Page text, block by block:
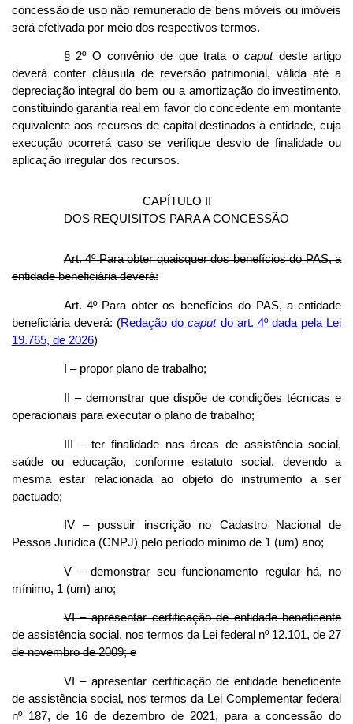
concessão de uso não remunerado de bens móveis ou imóveis
será efetivada por meio dos respectivos termos.
§ 2º O convênio de que trata ocaputdeste artigo
deverá conter cláusula de reversão patrimonial, válida até a
depreciação integral do bem ou a amortização do investimento,
constituindo garantia real em favor do concedente em montante
equivalente aos recursos de capital destinados à entidade, cuja
execução ocorrerá caso se verifique desvio de finalidade ou
aplicação irregular dos recursos.
CAPÍTULO II
DOS REQUISITOS PARA A CONCESSÃO
Art. 4º Para obter quaisquer dos benefícios do PAS, a
entidade beneficiária deverá:
Art. 4º Para obter os benefícios do PAS, a entidade
beneficiária deverá: (Redação docaputdo art. 4º dada pela Lei
19.765, de 2026)
I – propor plano de trabalho;
II – demonstrar que dispõe de condições técnicas e
operacionais para executar o plano de trabalho;
III – ter finalidade nas áreas de assistência social,
saúde ou educação, conforme estatuto social, devendo a
mesma estar relacionada ao objeto do instrumento a ser
pactuado;
IV – possuir inscrição no Cadastro Nacional de
Pessoa Jurídica (CNPJ) pelo período mínimo de 1 (um) ano;
V – demonstrar seu funcionamento regular há, no
mínimo, 1 (um) ano;
VI – apresentar certificação de entidade beneficente
de assistência social, nos termos da Lei federal nº 12.101, de 27
de novembro de 2009; e
VI – apresentar certificação de entidade beneficente
de assistência social, nos termos da Lei Complementar federal
nº 187, de 16 de dezembro de 2021, para a concessão do